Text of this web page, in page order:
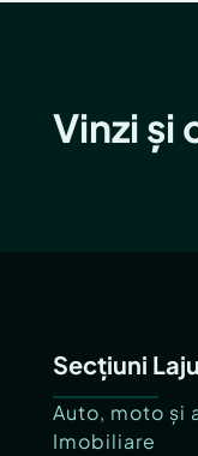
Vinzi și
Secțiuni
Auto, moto și
Imobiliare